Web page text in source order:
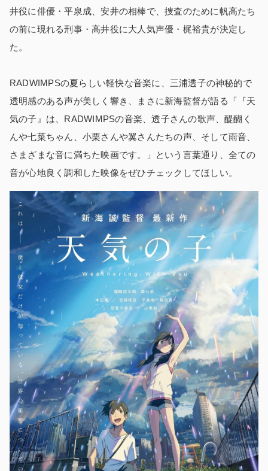
井役に俳優・平泉成、安井の相棒で、捜査のために帆高たち
の前に現れる刑事・高井役に大人気声優・梶裕貴が決定し
た。
RADWIMPSの夏らしい軽快な音楽に、三浦透子の神秘的で
透明感のある声が美しく響き、まさに新海監督が語る「『天
気の子』は、RADWIMPSの音楽、透子さんの歌声、醍醐く
んや七菜ちゃん、小栗さんや翼さんたちの声、そして雨音、
さまざまな音に満ちた映画です。」という言葉通り、全ての
音が心地良く調和した映像をぜひチェックしてほしい。